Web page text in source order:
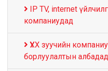
IP TV, internet
компаниудад
ҮХХ зуучийн
борлуулалтын албадад